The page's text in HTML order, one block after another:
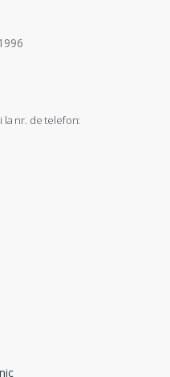
la nr. de telefon: